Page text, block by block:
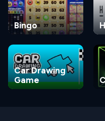
Bingo
Car Drawing
Game